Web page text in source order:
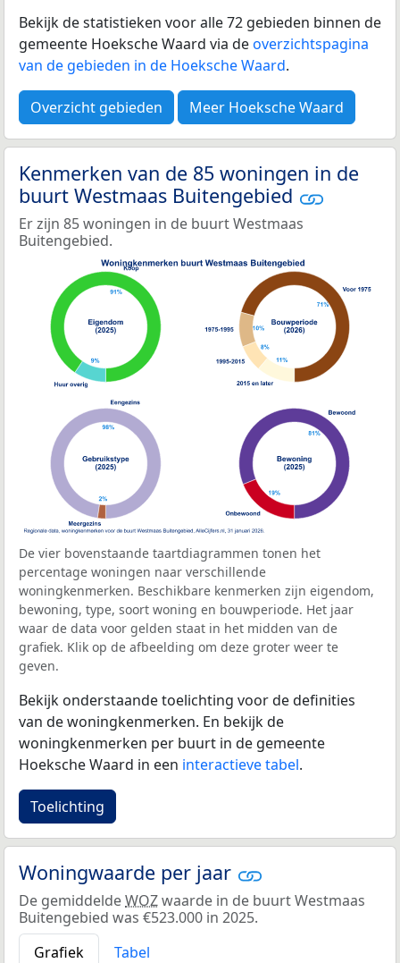
Bekijk de statistieken voor alle 72 gebieden binnen de
gemeente Hoeksche Waard via deoverzichtspagina
van de gebieden in de Hoeksche Waard.
Overzicht gebieden Meer Hoeksche Waard
Kenmerken van de 85 woningen in de
buurt Westmaas Buitengebied
Er zijn 85 woningen in de buurt Westmaas
Buitengebied.
De vier bovenstaande taartdiagrammen tonen het
percentage woningen naar verschillende
woningkenmerken. Beschikbare kenmerken zijn eigendom,
bewoning, type, soort woning en bouwperiode. Het jaar
waar de data voor gelden staat in het midden van de
grafiek. Klik op de afbeelding om deze groter weer te
geven.
Bekijk onderstaande toelichting voor de definities
van de woningkenmerken. En bekijk de
woningkenmerken per buurt in de gemeente
Hoeksche Waard in een interactieve tabel.
Toelichting
Woningwaarde per jaar
De gemiddeldeWOZwaarde in de buurt Westmaas
Buitengebied was €523.000 in 2025.
Grafiek
Tabel